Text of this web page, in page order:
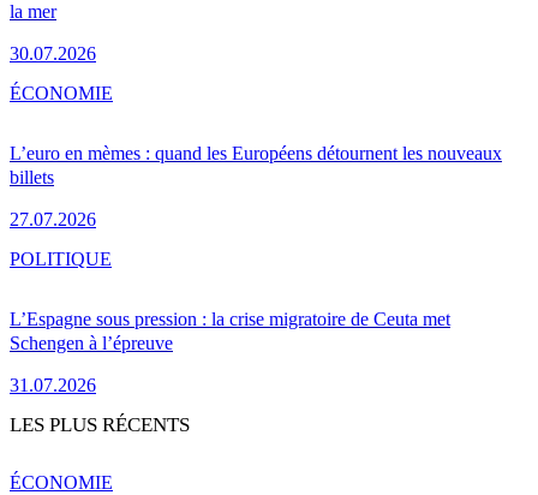
la mer
30.07.2026
L’euro en mèmes : quand les Européens détournent les nouveaux
billets
27.07.2026
ÉCONOMIE
L’Espagne sous pression : la crise migratoire de Ceuta met
Schengen à l’épreuve
31.07.2026
POLITIQUE
LES PLUS RÉCENTS
ÉCONOMIE